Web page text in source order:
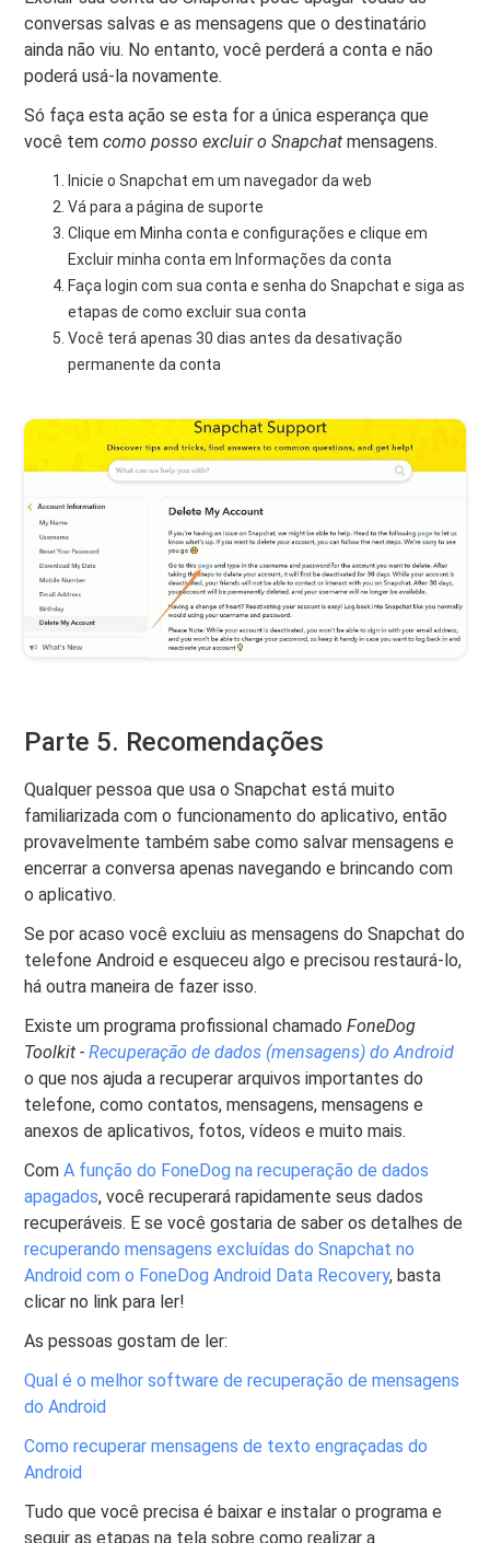
conversas salvas e as mensagens que o destinatário
ainda não viu. No entanto, você perderá a conta e não
poderá usá-la novamente.
Só faça esta ação se esta for a única esperança que
você temcomo posso excluir o Snapchatmensagens.
Inicie o Snapchat em um navegador da web
Vá para a página de suporte
Clique em Minha conta e configurações e clique em
Excluir minha conta em Informações da conta
Faça login com sua conta e senha do Snapchat e siga as
etapas de como excluir sua conta
Você terá apenas 30 dias antes da desativação
permanente da conta
Parte 5. Recomendações
Qualquer pessoa que usa o Snapchat está muito
familiarizada com o funcionamento do aplicativo, então
provavelmente também sabe como salvar mensagens e
encerrar a conversa apenas navegando e brincando com
o aplicativo.
Se por acaso você excluiu as mensagens do Snapchat do
telefone Android e esqueceu algo e precisou restaurá-lo,
há outra maneira de fazer isso.
Existe um programa profissional chamadoFoneDog
Toolkit -Recuperação de dados (mensagens) do Android
o que nos ajuda a recuperar arquivos importantes do
telefone, como contatos, mensagens, mensagens e
anexos de aplicativos, fotos, vídeos e muito mais.
ComA função do FoneDog na recuperação de dados
apagados, você recuperará rapidamente seus dados
recuperáveis. E se você gostaria de saber os detalhes de
recuperando mensagens excluídas do Snapchat no
Android com o FoneDog Android Data Recovery, basta
clicar no link para ler!
As pessoas gostam de ler:
Qual é o melhor software de recuperação de mensagens
do Android
Como recuperar mensagens de texto engraçadas do
Android
Tudo que você precisa é baixar e instalar o programa e
seguir as etapas na tela sobre como realizar a